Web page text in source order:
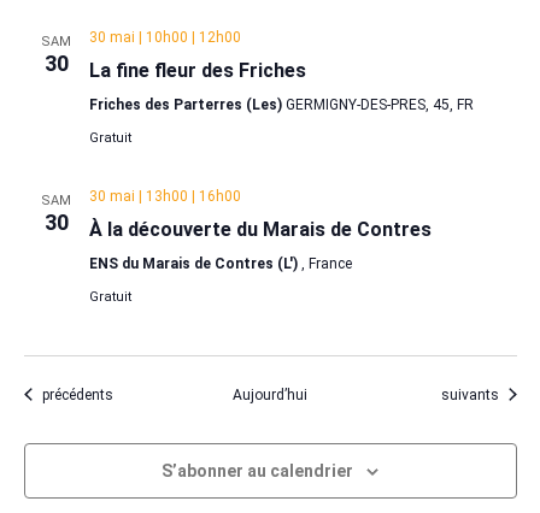
SAM
30
30 mai | 10h00 | 12h00
La fine fleur des Friches
Friches des Parterres (Les) GERMIGNY-DES-PRES, 45, FR
Gratuit
SAM
30
30 mai | 13h00 | 16h00
À la découverte du Marais de Contres
ENS du Marais de Contres (L') , France
Gratuit
Évènements
précédents Aujourd’hui Évènements
suivants
S’abonner au calendrier